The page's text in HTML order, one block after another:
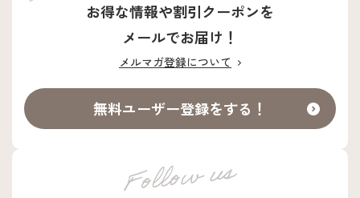
お得な情報や割引クーポンを
メールでお届け！
メルマガ登録について
無料ユーザー登録をする！